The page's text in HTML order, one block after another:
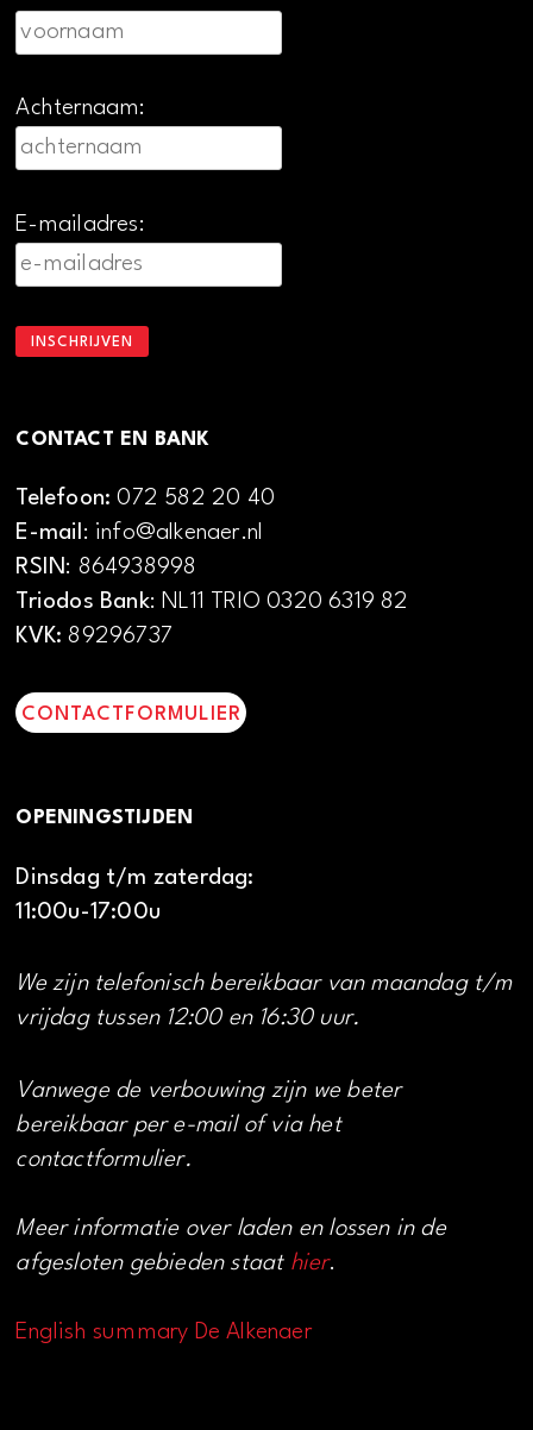
Achternaam:
E-mailadres:
CONTACT EN BANK
Telefoon:072 582 20 40
E-mail: info@alkenaer.nl
RSIN: 864938998
Triodos Bank: NL11 TRIO 0320 6319 82
KVK: 89296737
CONTACTFORMULIER
OPENINGSTIJDEN
Dinsdag t/m zaterdag:
11:00u-17:00u
We zijn telefonisch bereikbaar van maandag t/m
vrijdag tussen 12:00 en 16:30 uur.
Vanwege de verbouwing zijn we beter
bereikbaar per e-mail of via het
contactformulier.
Meer informatie over laden en lossen in de
afgesloten gebieden staat hier.
English summary De Alkenaer